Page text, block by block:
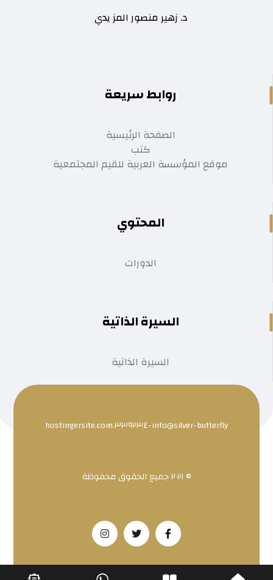
د. زهير منصور المز يدي
روابط سريعة
الصفحة الرئيسية
كتب
موقع المؤسسة العربية للقيم المجتمعية
المحتوي
الدورات
السيرة الذاتية
السيرة الذاتية
info@silver-butterfly-٣٣٩٢٣٤.hostingersite.com
© ٢٠٢١ جميع الحقوق محفوظة